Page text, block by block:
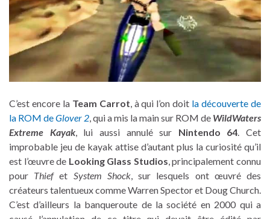
C’est encore la Team Carrot , à qui l’on doit la découverte de
la ROM deGlover 2 , qui a mis la main sur ROM de WildWaters
Extreme Kayak, lui aussi annulé sur Nintendo 64 . Cet
improbable jeu de kayak attise d’autant plus la curiosité qu’il
est l’œuvre de Looking Glass Studios , principalement connu
pour Thiefet System Shock, sur lesquels ont œuvré des
créateurs talentueux comme Warren Spector et Doug Church.
C’est d’ailleurs la banqueroute de la société en 2000 qui a